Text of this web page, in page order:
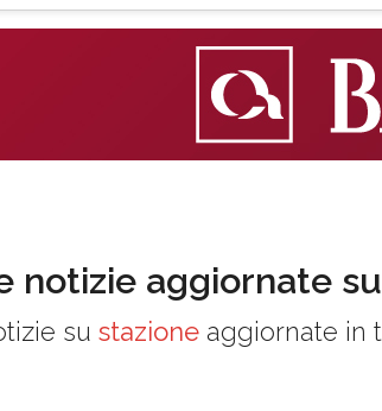
notizie aggiornate su
su stazione aggiornate in